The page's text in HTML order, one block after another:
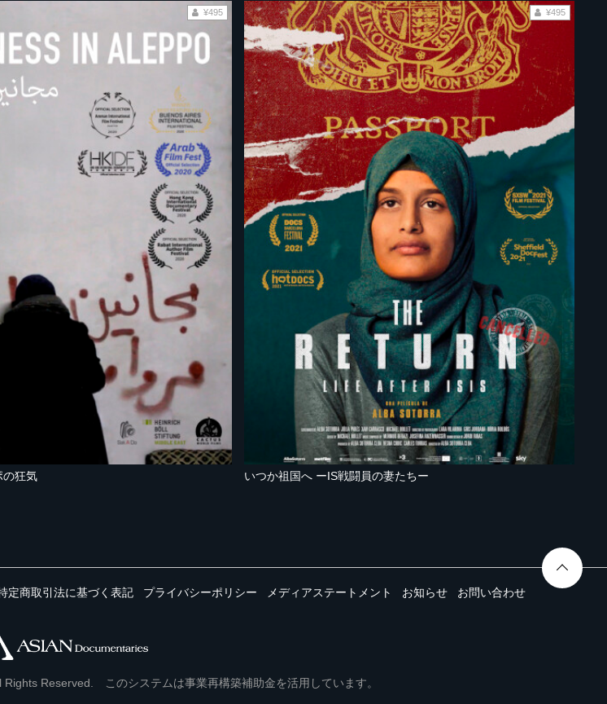
狂気
¥495
いつか祖国へ ーIS戦闘員の妻たちー
¥495
定商取引法に基づく表記 プライバシーポリシー メディアステートメント お知らせ お問い合わせ
Reserved. このシステムは事業再構築補助金を活用しています。